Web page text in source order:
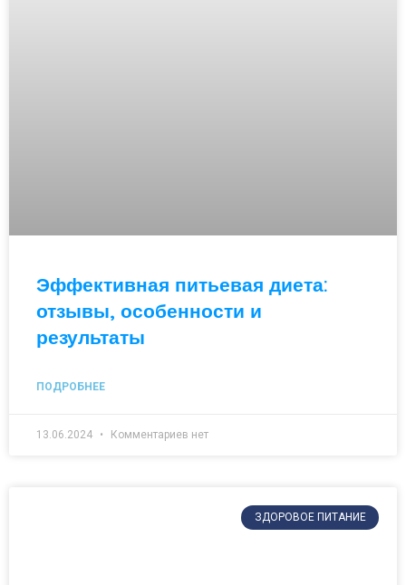
Эффективная питьевая диета:
отзывы, особенности и
результаты
ПОДРОБНЕЕ
13.06.2024 Комментариев нет
ЗДОРОВОЕ ПИТАНИЕ